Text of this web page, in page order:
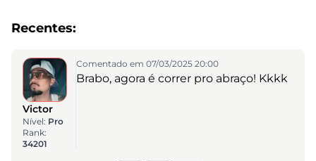
Recentes:
Victor
Nível: Pro
Rank:
34201
Comentado em 07/03/2025 20:00
Brabo, agora é correr pro abraço! Kkkk